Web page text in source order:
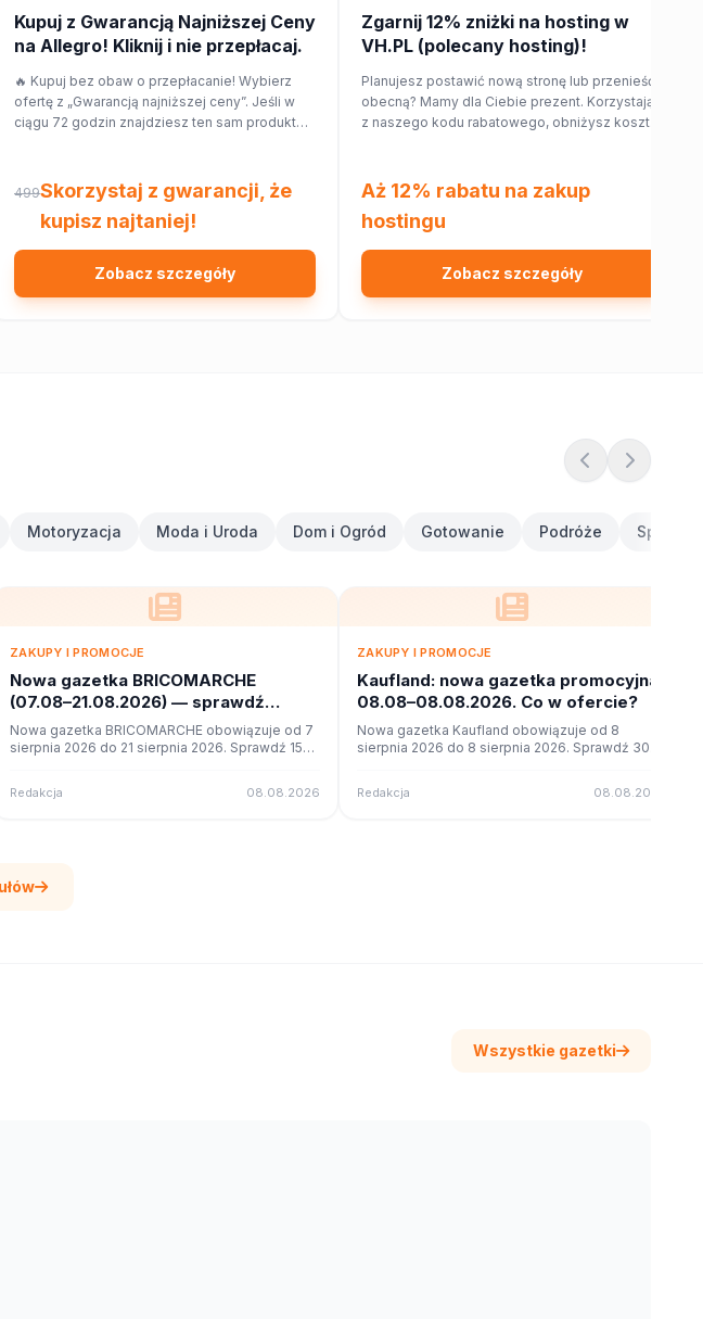
Kupuj z Gwarancją Najniższej Ceny
na Allegro! Kliknij i nie przepłacaj.
🔥 Kupuj bez obaw o przepłacanie! Wybierz
ofertę z „Gwarancją najniższej ceny”. Jeśli w
ciągu 72 godzin znajdziesz ten sam produkt
499Skorzystaj z gwarancji, że
kupisz najtaniej!
Zobacz szczegóły
Zgarnij 12% zniżki na hosting w
VH.PL (polecany hosting)!
Planujesz postawić nową stronę lub przenieść
obecną? Mamy dla Ciebie prezent. Korzystając
z naszego kodu rabatowego, obniżysz koszt
Aż 12% rabatu na zakup
hostingu
Zobacz szczegóły
Motoryzacja Moda i Uroda Dom i Ogród Gotowanie Podróże Sport i
ZAKUPY I PROMOCJE
Nowa gazetka BRICOMARCHE
(07.08–21.08.2026) — sprawdź
promocje
Nowa gazetka BRICOMARCHE obowiązuje od 7
sierpnia 2026 do 21 sierpnia 2026. Sprawdź 15
Redakcja 08.08.2026
ZAKUPY I PROMOCJE
Kaufland: nowa gazetka promocyjna
08.08–08.08.2026. Co w ofercie?
Nowa gazetka Kaufland obowiązuje od 8
sierpnia 2026 do 8 sierpnia 2026. Sprawdź 30
Redakcja 08.08.2026
Wszystkie gazetki